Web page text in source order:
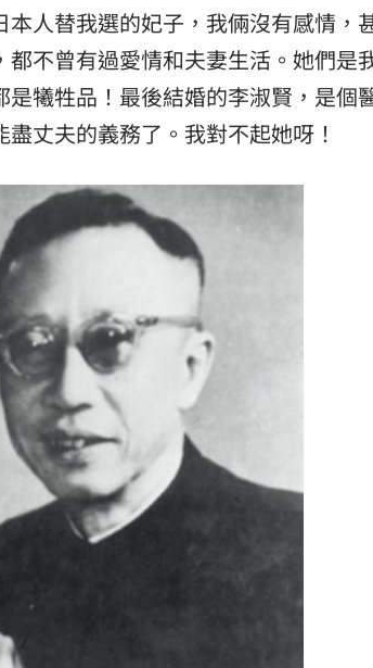
人替我選的妃子，我倆沒有感情，
不曾有過愛情和夫妻生活。她們是
犧牲品！最後結婚的李淑賢，是個
丈夫的義務了。我對不起她呀！